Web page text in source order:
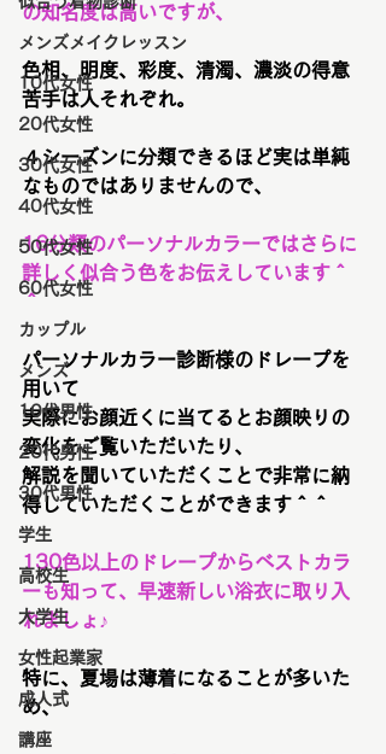
メンズメイクレッスン
10代女性
20代女性
30代女性
40代女性
50代女性
60代女性
カップル
メンズ
10代男性
20代男性
30代男性
学生
高校生
大学生
女性起業家
成人式
講座
の知名度は高いですが、
色相、明度、彩度、清濁、濃淡の得意
苦手は人それぞれ。
４シーズンに分類できるほど実は単純
なものではありませんので、
16分類のパーソナルカラーではさらに
詳しく似合う色をお伝えしています＾
＾
パーソナルカラー診断様のドレープを
用いて
実際にお顔近くに当てるとお顔映りの
変化をご覧いただいたり、
解説を聞いていただくことで非常に納
得していただくことができます＾＾
130色以上のドレープからベストカラ
ーも知って、早速新しい浴衣に取り入
れましょ♪
特に、夏場は薄着になることが多いた
め、